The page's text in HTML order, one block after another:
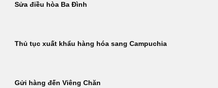
Sửa điều hòa Ba Đình
Thủ tục xuất khẩu hàng hóa sang Campuchia
Gửi hàng đến Viêng Chăn